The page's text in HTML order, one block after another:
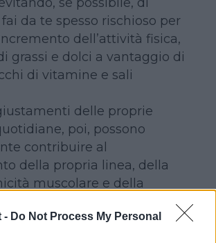
- Do Not Process My Personal
da te spesso rischioso per
dell’attività fisica,
grassi e dolci a vantaggio di
di vitamine e sali
delle proprie
poi, possono
contribuire al
della propria linea, della
muscolare e della
fatica.